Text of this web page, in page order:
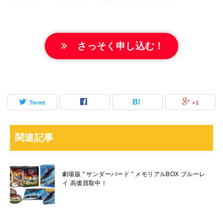
さっそく申し込む！
Tweet +1
関連記事
劇場版 " サンダーバード " メモリアルBOX ブルーレ
イ 高価買取中！